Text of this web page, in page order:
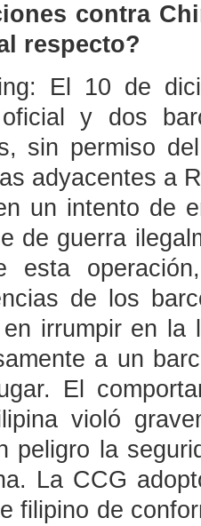
contra
respecto?
El 10 de
oficial y dos
sin permiso
adyacentes a
un intento de
de guerra
esta
de los
irrumpir en la
a un
El
violó
peligro la
La CCG
filipino de